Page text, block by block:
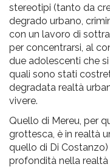
stereotipi (tanto da
degrado urbano,
con un lavoro di
per concentrarsi, al
due adolescenti che
quali sono stati
degradata realtà
vivere.
Quello di Mereu, per
grottesca, è in realtà
quello di Di
profondità nella realtà